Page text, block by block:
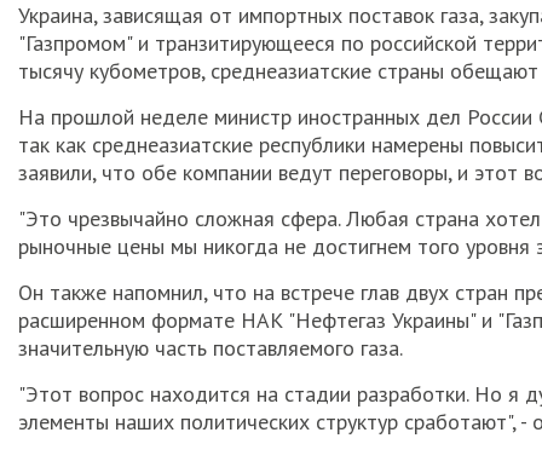
Украина, зависящая от импортных поставок газа,
"Газпромом" и транзитирующееся по российской
тысячу кубометров, среднеазиатские страны
На прошлой неделе министр иностранных дел России
так как среднеазиатские республики намерены
заявили, что обе компании ведут переговоры, и этот
"Это чрезвычайно сложная сфера. Любая страна
рыночные цены мы никогда не достигнем того уровня
Он также напомнил, что на встрече глав двух стран
расширенном формате НАК "Нефтегаз Украины" и
значительную часть поставляемого газа.
"Этот вопрос находится на стадии разработки. Но я
элементы наших политических структур сработают", -